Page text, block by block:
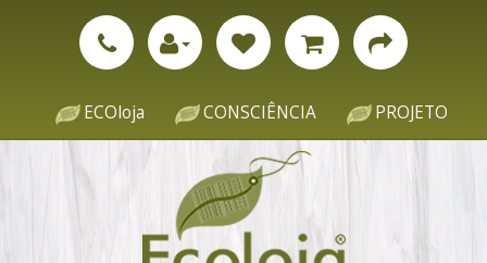
ECOloja CONSCIÊNCIA PROJETO